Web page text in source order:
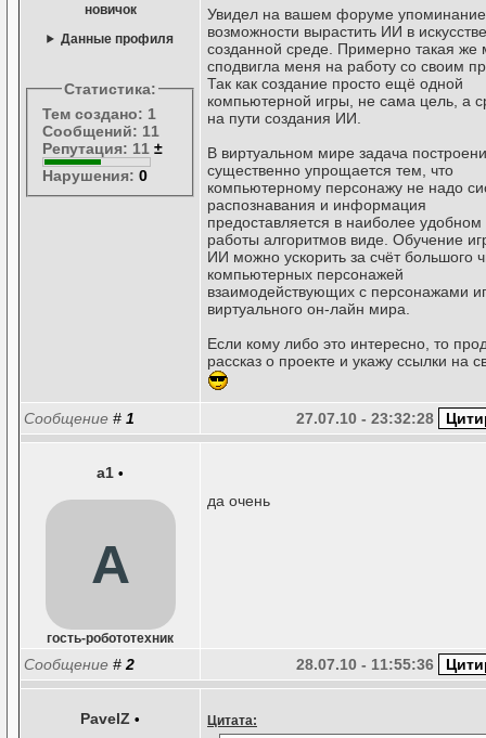
новичок
Данные профиля
Статистика:
Тем создано: 1
Сообщений: 11
Репутация: 11 ±
Нарушения: 0
Увидел на вашем форуме
возможности вырастить ИИ в
созданной среде. Примерно такая же
сподвигла меня на работу со своим
Так как создание просто ещё одной
компьютерной игры, не сама цель, а
на пути создания ИИ.
В виртуальном мире задача
существенно упрощается тем, что
компьютерному персонажу не надо
распознавания и информация
предоставляется в наиболее удобном
работы алгоритмов виде. Обучение
ИИ можно ускорить за счёт большого
компьютерных персонажей
взаимодействующих с персонажами
виртуального он-лайн мира.
Если кому либо это интересно, то
рассказ о проекте и укажу ссылки на
Сообщение # 1 27.07.10 - 23:32:28
a1 •
A
гость-робототехник
да очень
Сообщение # 2 28.07.10 - 11:55:36
PavelZ • Цитата: